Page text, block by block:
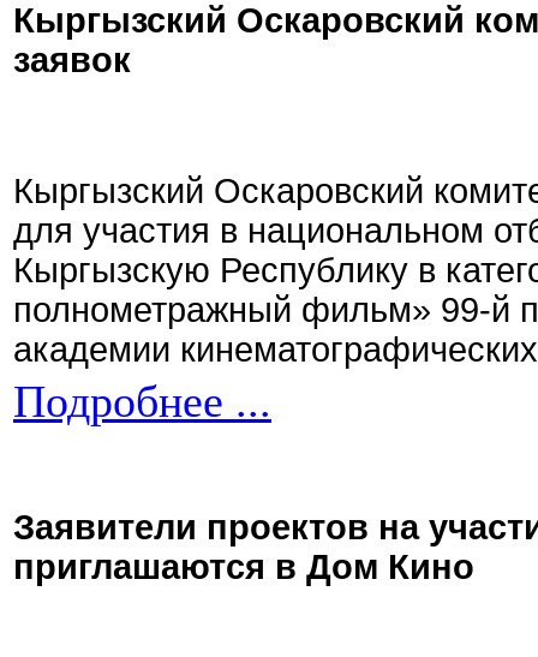
Кыргызский Оскаровский
заявок
Кыргызский Оскаровский
для участия в национальном
Кыргызскую Республику в
полнометражный фильм» 99-й
академии
Подробнее ...
Заявители проектов на
приглашаются в Дом Кино